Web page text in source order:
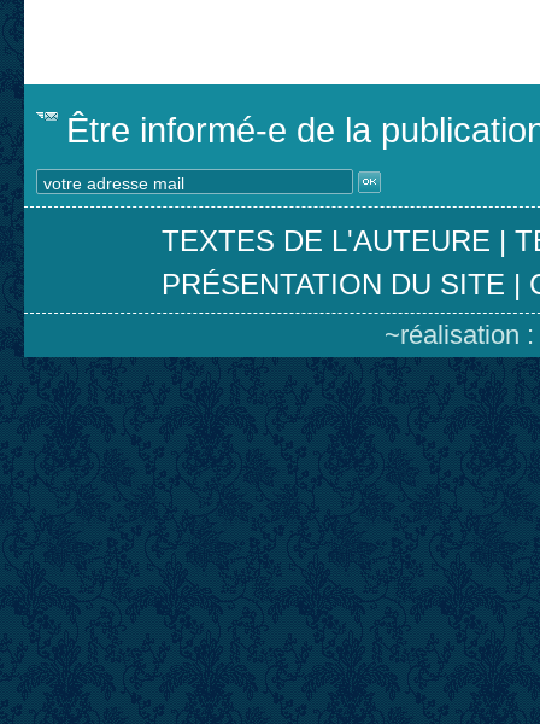
Être informé-e de la
TEXTES DE L'AUTEURE |
PRÉSENTATION DU SITE |
~réalisation